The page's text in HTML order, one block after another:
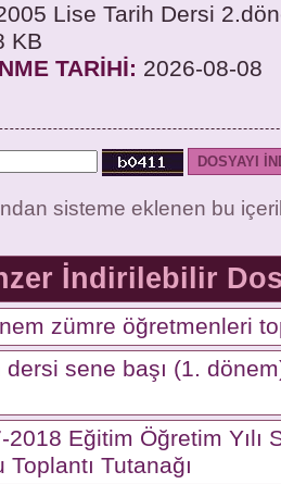
Lise Tarih Dersi
KB
TARİHİ: 2026-08-08
sisteme eklenen bu
İndirilebilir
zümre öğretmenleri
dersi sene başı (1.
Eğitim Öğretim Yılı
Tutanağı